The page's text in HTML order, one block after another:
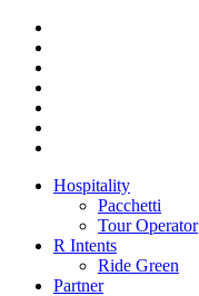
Hospitality
Pacchetti
Tour Operator
R Intents
Ride Green
Partner